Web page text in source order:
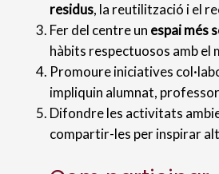
residus, la reutilització i el
Fer del centre un espai més
hàbits respectuosos amb el
Promoure iniciatives
impliquin alumnat,
Difondre les activitats
compartir-les per inspirar